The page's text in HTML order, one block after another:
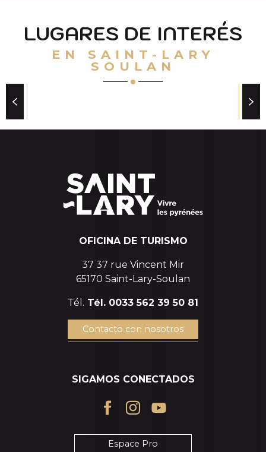
LUGARES DE INTERÉS
EN SAINT-LARY
SOULAN
OFICINA DE TURISMO
37 37 rue Vincent Mir
65170 Saint-Lary-Soulan
Tél. Tél. 0033 562 39 50 81
Contacto con nosotros
SIGAMOS CONECTADOS
Espace Pro